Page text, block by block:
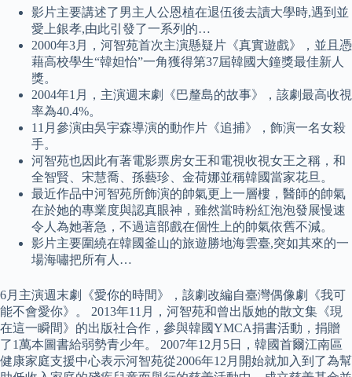
影片主要講述了男主人公恩植在退伍後去讀大學時,遇到並
愛上銀孝,由此引發了一系列的…
2000年3月，河智苑首次主演懸疑片《真實遊戲》，並且憑
藉高校學生“韓妲怡”一角獲得第37屆韓國大鐘獎最佳新人
獎。
2004年1月，主演週末劇《巴釐島的故事》，該劇最高收視
率為40.4%。
11月參演由吳宇森導演的動作片《追捕》，飾演一名女殺
手。
河智苑也因此有著電影票房女王和電視收視女王之稱，和
全智賢、宋慧喬、孫藝珍、金荷娜並稱韓國當家花旦。
最近作品中河智苑所飾演的帥氣更上一層樓，醫師的帥氣
在於她的專業度與認真眼神，雖然當時粉紅泡泡發展慢速
令人為她著急，不過這部戲在個性上的帥氣依舊不減。
影片主要圍繞在韓國釜山的旅遊勝地海雲臺,突如其來的一
場海嘯把所有人…
6月主演週末劇《愛你的時間》，該劇改編自臺灣偶像劇《我可
能不會愛你》。 2013年11月，河智苑和曾出版她的散文集《現
在這一瞬間》的出版社合作，參與韓國YMCA捐書活動，捐贈
了1萬本圖書給弱勢青少年。 2007年12月5日，韓國首爾江南區
健康家庭支援中心表示河智苑從2006年12月開始就加入到了為幫